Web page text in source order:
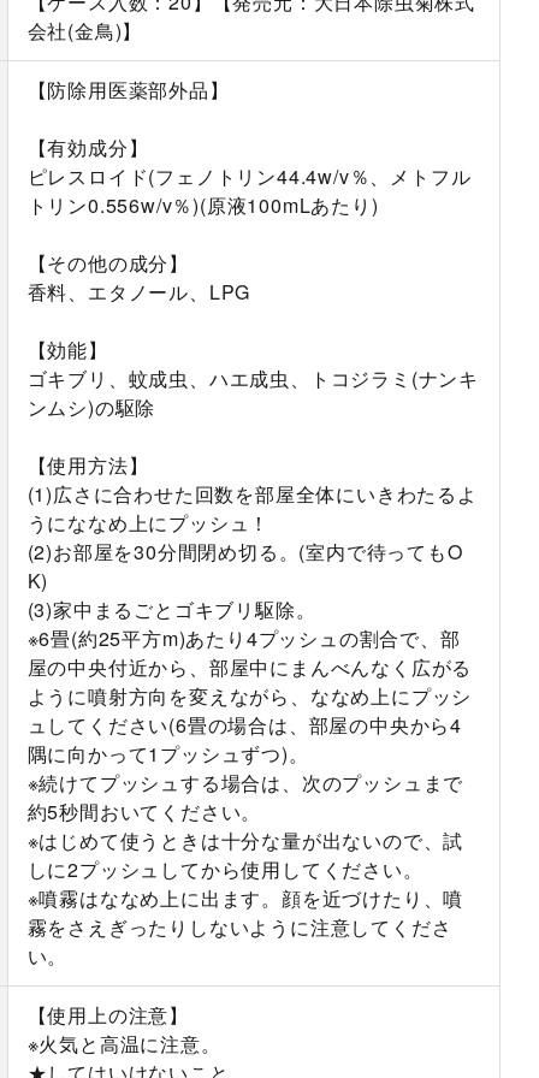
会社(金鳥)】
【防除用医薬部外品】
【有効成分】
ピレスロイド(フェノトリン44.4w/v％、メトフル
トリン0.556w/v％)(原液100mLあたり)
【その他の成分】
香料、エタノール、LPG
【効能】
ゴキブリ、蚊成虫、ハエ成虫、トコジラミ(ナンキ
ンムシ)の駆除
【使用方法】
(1)広さに合わせた回数を部屋全体にいきわたるよ
うにななめ上にプッシュ！
(2)お部屋を30分間閉め切る。(室内で待ってもO
K)
(3)家中まるごとゴキブリ駆除。
※6畳(約25平方m)あたり4プッシュの割合で、部
屋の中央付近から、部屋中にまんべんなく広がる
ように噴射方向を変えながら、ななめ上にプッシ
ュしてください(6畳の場合は、部屋の中央から4
隅に向かって1プッシュずつ)。
※続けてプッシュする場合は、次のプッシュまで
約5秒間おいてください。
※はじめて使うときは十分な量が出ないので、試
しに2プッシュしてから使用してください。
※噴霧はななめ上に出ます。顔を近づけたり、噴
霧をさえぎったりしないように注意してくださ
い。
【使用上の注意】
※火気と高温に注意。